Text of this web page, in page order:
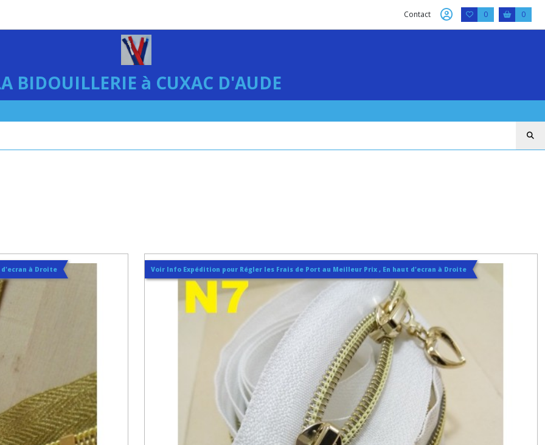
Contact 0 0
BIDOUILLERIE à CUXAC D'AUDE
à Droite Voir Info Expédition pour Régler les Frais de Port au Meilleur Prix , En haut d'ecran à Droite